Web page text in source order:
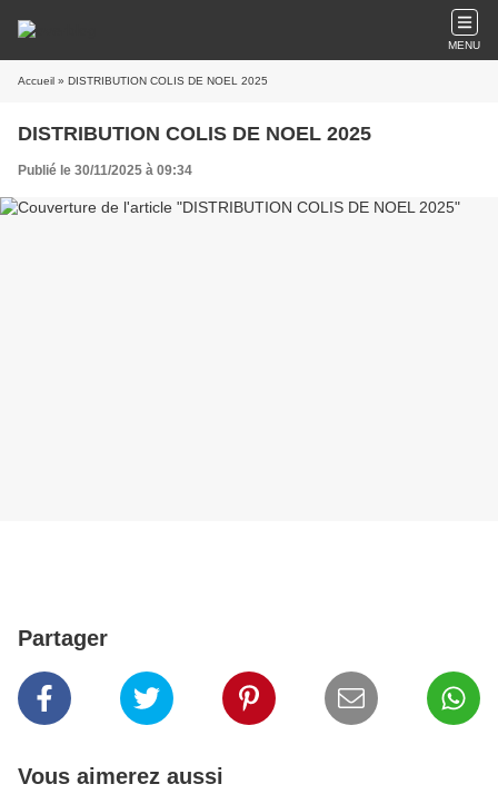
MENU
Accueil » DISTRIBUTION COLIS DE NOEL 2025
DISTRIBUTION COLIS DE NOEL 2025
Publié le 30/11/2025 à 09:34
Partager
Vous aimerez aussi